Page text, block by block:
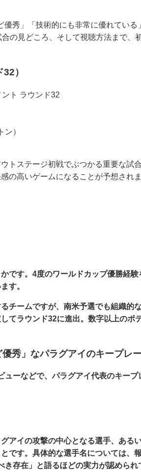
秀」「技術的にも非常に優れている
の見どころ、そして視聴方法まで、
）
ト ラウンド32
）
トステージ初戦でぶつかる重要な試
の高いゲームになることが予想されま
です。4度のワールドカップ優勝経
す。
チームですが、南米予選でも組織的
てラウンド32に進出。数字以上のポ
秀」なパラグアイのキープレ
ーなどで、パラグアイ代表のキー
アイの攻撃の中心となる選手、ある
です。具体的な選手名については、
存在」と語るほどの実力が認めら